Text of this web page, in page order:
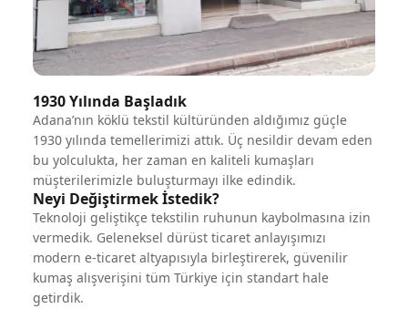
1930 Yılında Başladık
Adana’nın köklü tekstil kültüründen aldığımız güçle
1930 yılında temellerimizi attık. Üç nesildir devam eden
bu yolculukta, her zaman en kaliteli kumaşları
müşterilerimizle buluşturmayı ilke edindik.
Neyi Değiştirmek İstedik?
Teknoloji geliştikçe tekstilin ruhunun kaybolmasına izin
vermedik. Geleneksel dürüst ticaret anlayışımızı
modern e-ticaret altyapısıyla birleştirerek, güvenilir
kumaş alışverişini tüm Türkiye için standart hale
getirdik.